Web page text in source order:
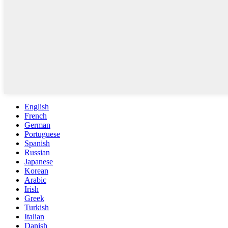
English
French
German
Portuguese
Spanish
Russian
Japanese
Korean
Arabic
Irish
Greek
Turkish
Italian
Danish